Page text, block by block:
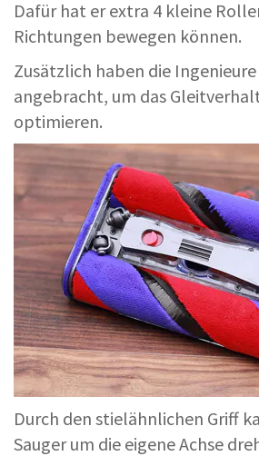
Dafür hat er extra 4 kleine
Richtungen bewegen können.
Zusätzlich haben die
angebracht, um das
optimieren.
Durch den stielähnlichen Griff
Sauger um die eigene Achse